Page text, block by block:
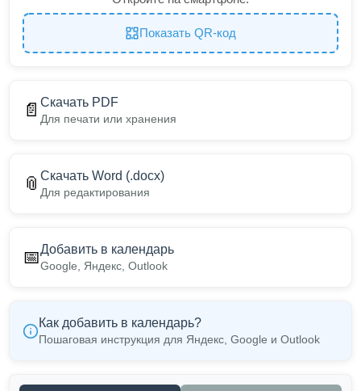
Показать QR-код
📄 Скачать PDF
Для печати или хранения
📎 Скачать Word (.docx)
Для редактирования
📅Добавить в календарь
Google, Яндекс, Outlook
Как добавить в календарь?
Пошаговая инструкция для Яндекс, Google и Outlook